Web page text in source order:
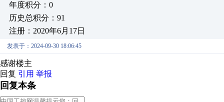
年度积分：0
历史总积分：91
注册：2020年6月17日
发表于：2024-09-30 18:06:45
感谢楼主
回复 引用 举报
回复本条